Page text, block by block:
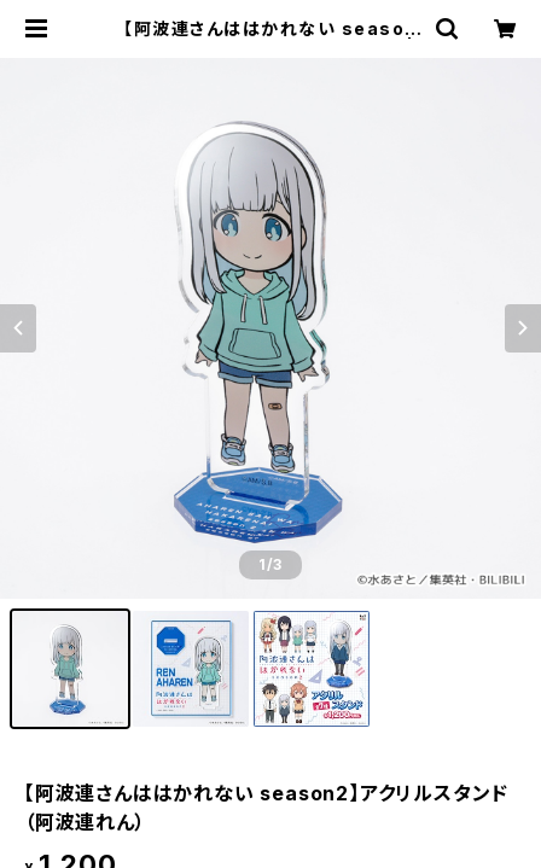
【阿波連さんははかれない season
1/3
【阿波連さんははかれない season2】アクリルスタンド
（阿波連れん）